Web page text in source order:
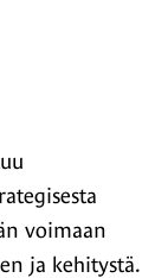
voimaan
ja kehitystä.